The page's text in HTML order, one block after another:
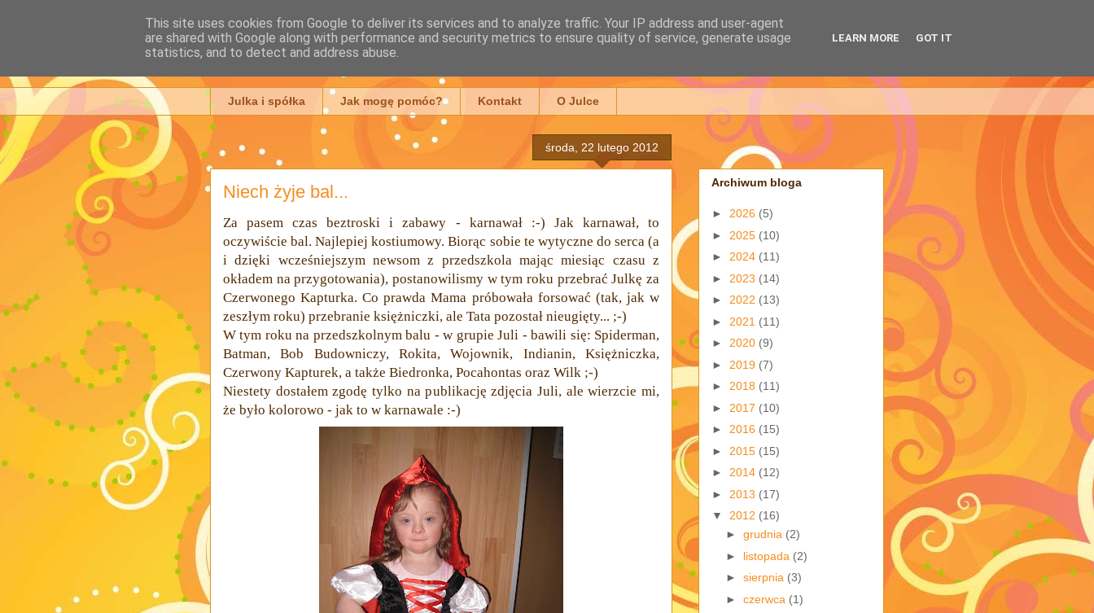
Julia Adamowska
Julka i spółka Jak mogę pomóc? Kontakt O Julce
środa, 22 lutego 2012
Niech żyje bal...
Za pasem czas beztroski i zabawy - karnawał :-) Jak karnawał, to
oczywiście bal. Najlepiej kostiumowy. Biorąc sobie te wytyczne do serca (a
i dzięki wcześniejszym newsom z przedszkola mając miesiąc czasu z
okładem na przygotowania), postanowilismy w tym roku przebrać Julkę za
Czerwonego Kapturka. Co prawda Mama próbowała forsować (tak, jak w
zeszłym roku) przebranie księżniczki, ale Tata pozostał nieugięty... ;-)
W tym roku na przedszkolnym balu - w grupie Juli - bawili się: Spiderman,
Batman, Bob Budowniczy, Rokita, Wojownik, Indianin, Księżniczka,
Czerwony Kapturek, a także Biedronka, Pocahontas oraz Wilk ;-)
Niestety dostałem zgodę tylko na publikację zdjęcia Juli, ale wierzcie mi,
że było kolorowo - jak to w karnawale :-)
Archiwum bloga
► 2026 (5)
► 2025 (10)
► 2024 (11)
► 2023 (14)
► 2022 (13)
► 2021 (11)
► 2020 (9)
► 2019 (7)
► 2018 (11)
► 2017 (10)
► 2016 (15)
► 2015 (15)
► 2014 (12)
► 2013 (17)
▼ 2012 (16)
► grudnia (2)
► listopada (2)
► sierpnia (3)
► czerwca (1)
This site uses cookies from Google to deliver its services and to analyze traffic. Your IP address and user-agent
are shared with Google along with performance and security metrics to ensure quality of service, generate usage
statistics, and to detect and address abuse.
LEARN MORE GOT IT